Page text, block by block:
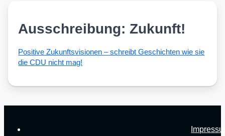
Ausschreibung: Zukunft!
Posi­ti­ve Zukunfts­vi­sio­nen – schreibt Geschich­ten wie sie
die CDU nicht mag!